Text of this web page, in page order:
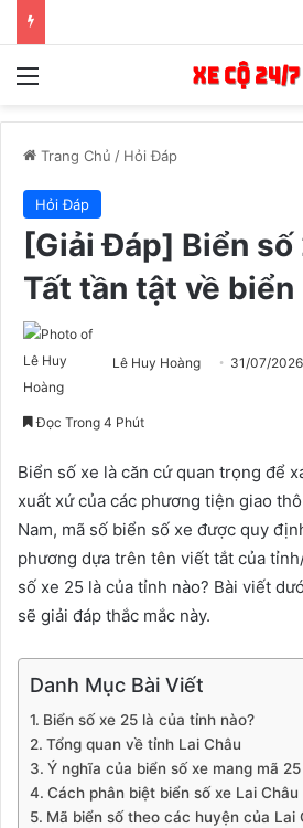
Menu
Trang Chủ / Hỏi Đáp
Hỏi Đáp
[Giải Đáp] Biển số
Tất tần tật về biển
Lê Huy Hoàng 31/07/2026
Đọc Trong 4 Phút
Biển số xe là căn cứ quan trọng để
xuất xứ của các phương tiện giao
Nam, mã số biển số xe được quy
phương dựa trên tên viết tắt của
số xe 25 là của tỉnh nào? Bài viết
sẽ giải đáp thắc mắc này.
Danh Mục Bài Viết
Biển số xe 25 là của tỉnh nào?
Tổng quan về tỉnh Lai Châu
Ý nghĩa của biển số xe mang mã
Cách phân biệt biển số xe Lai Châu
Mã biển số theo các huyện của Lai